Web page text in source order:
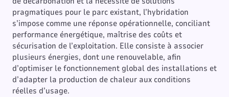
pragmatiques pour le parc existant, l’hybridation
s’impose comme une réponse opérationnelle, conciliant
performance énergétique, maîtrise des coûts et
sécurisation de l’exploitation. Elle consiste à associer
plusieurs énergies, dont une renouvelable, afin
d’optimiser le fonctionnement global des installations et
d’adapter la production de chaleur aux conditions
réelles d’usage.